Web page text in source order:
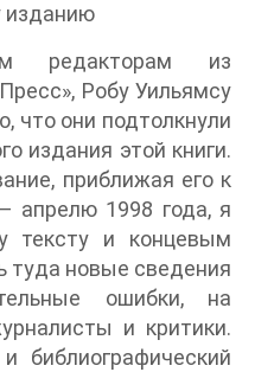
изданию
редакторам из
Робу Уильямсу
что они подтолкнули
издания этой книги.
приближая его к
апрелю 1998 года, я
тексту и концевым
туда новые сведения
ошибки, на
и критики.
библиографический